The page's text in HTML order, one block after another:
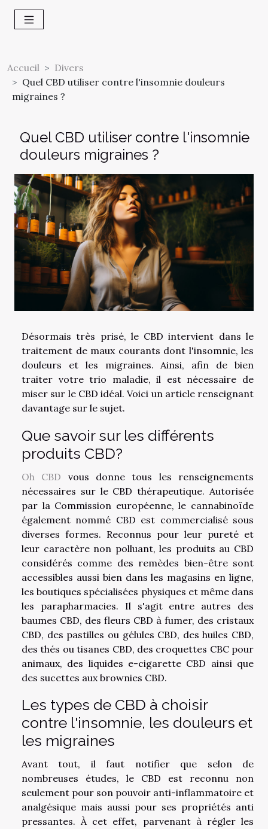
Accueil
Divers
Quel CBD utiliser contre l'insomnie douleurs
migraines ?
Quel CBD utiliser contre l'insomnie
douleurs migraines ?
Désormais très prisé, le CBD intervient dans le
traitement de maux courants dont l'insomnie, les
douleurs et les migraines. Ainsi, afin de bien
traiter votre trio maladie, il est nécessaire de
miser sur le CBD idéal. Voici un article renseignant
davantage sur le sujet.
Que savoir sur les différents
produits CBD?
Oh CBD vous donne tous les renseignements
nécessaires sur le CBD thérapeutique. Autorisée
par la Commission européenne, le cannabinoïde
également nommé CBD est commercialisé sous
diverses formes. Reconnus pour leur pureté et
leur caractère non polluant, les produits au CBD
considérés comme des remèdes bien-être sont
accessibles aussi bien dans les magasins en ligne,
les boutiques spécialisées physiques et même dans
les parapharmacies. Il s'agit entre autres des
baumes CBD, des fleurs CBD à fumer, des cristaux
CBD, des pastilles ou gélules CBD, des huiles CBD,
des thés ou tisanes CBD, des croquettes CBC pour
animaux, des liquides e-cigarette CBD ainsi que
des sucettes aux brownies CBD.
Les types de CBD à choisir
contre l'insomnie, les douleurs et
les migraines
Avant tout, il faut notifier que selon de
nombreuses études, le CBD est reconnu non
seulement pour son pouvoir anti-inflammatoire et
analgésique mais aussi pour ses propriétés anti
pressantes. À cet effet, parvenant à régler les